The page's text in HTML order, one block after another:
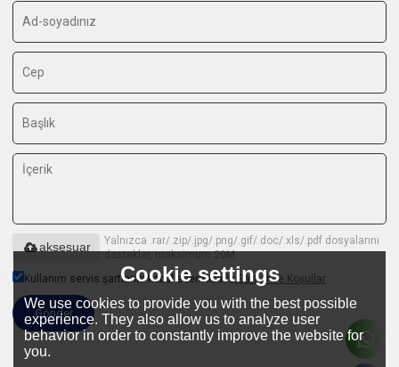
Yalnızca .rar/.zip/.jpg/.png/.gif/.doc/.xls/.pdf dosyalarını
destekler, maksimum 20M
aksesuar
Kullanım servis şartlarını kabul edermisiniz,Şartlar ve Koşullar
Gönder
Cookie settings
We use cookies to provide you with the best possible
experience. They also allow us to analyze user
behavior in order to constantly improve the website for
you.